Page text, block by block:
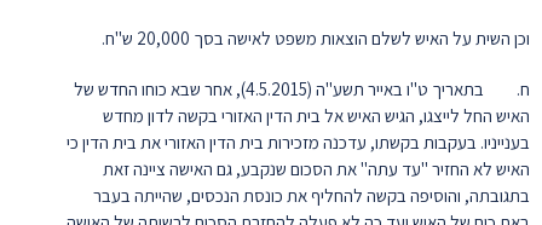
וכן השית על האיש לשלם הוצאות משפט לאישה בסך 20,000 ש"ח.
ח. בתאריך ט"ו באייר תשע"ה (4.5.2015), אחר שבא כוחו החדש של
האיש החל לייצגו, הגיש האיש אל בית הדין האזורי בקשה לדון מחדש
בענייניו. בעקבות בקשתו, עדכנה מזכירות בית הדין האזורי את בית הדין כי
האיש לא החזיר "עד עתה" את הסכום שנקבע, גם האישה ציינה זאת
בתגובתה, והוסיפה בקשה להחליף את כונסת הנכסים, שהייתה בעבר